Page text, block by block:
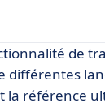
de
la référence